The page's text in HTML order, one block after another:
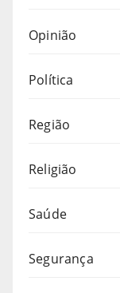
Opinião
Política
Região
Religião
Saúde
Segurança